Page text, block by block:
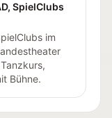
SpielClubs
im
Bühne.